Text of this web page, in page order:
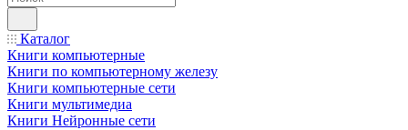
Каталог
Книги компьютерные
Книги по компьютерному железу
Книги компьютерные сети
Книги мультимедиа
Книги Нейронные сети